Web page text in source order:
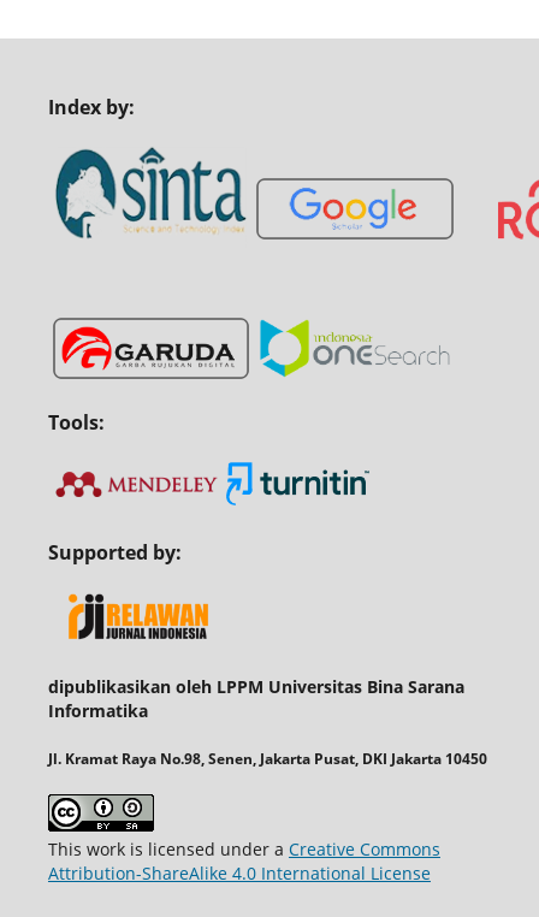
Index by:
Tools:
Supported by:
dipublikasikan oleh LPPM Universitas Bina Sarana
Informatika
Jl. Kramat Raya No.98, Senen, Jakarta Pusat, DKI Jakarta 10450
This work is licensed under a Creative Commons
Attribution-ShareAlike 4.0 International License